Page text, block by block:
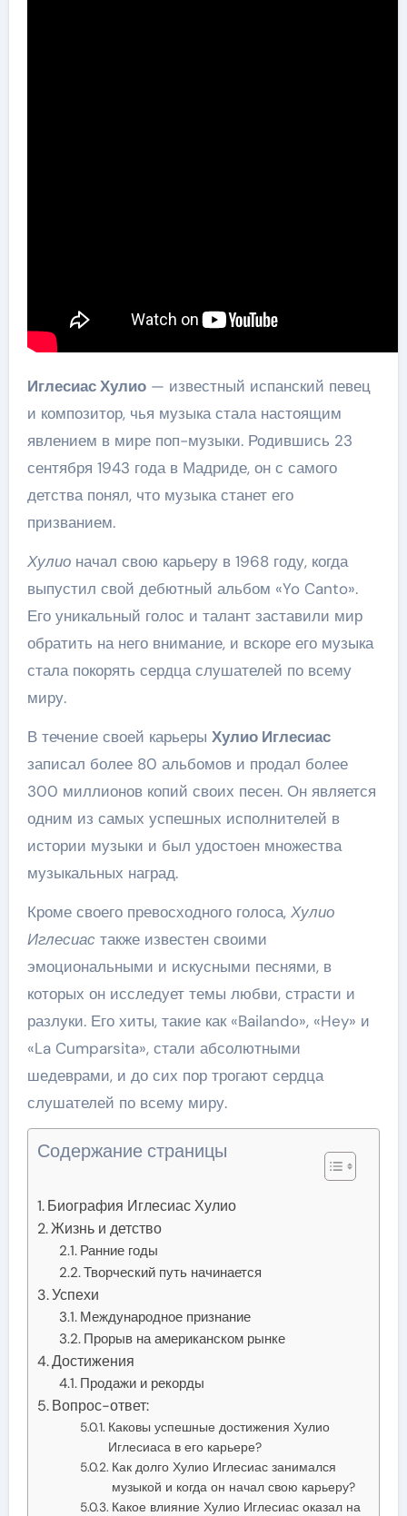
Иглесиас Хулио— известный испанский певец
и композитор, чья музыка стала настоящим
явлением в мире поп-музыки. Родившись 23
сентября 1943 года в Мадриде, он с самого
детства понял, что музыка станет его
призванием.
Хулионачал свою карьеру в 1968 году, когда
выпустил свой дебютный альбом «Yo Canto».
Его уникальный голос и талант заставили мир
обратить на него внимание, и вскоре его музыка
стала покорять сердца слушателей по всему
миру.
В течение своей карьеры Хулио Иглесиас
записал более 80 альбомов и продал более
300 миллионов копий своих песен. Он является
одним из самых успешных исполнителей в
истории музыки и был удостоен множества
музыкальных наград.
Кроме своего превосходного голоса, Хулио
Иглесиастакже известен своими
эмоциональными и искусными песнями, в
которых он исследует темы любви, страсти и
разлуки. Его хиты, такие как «Bailando», «Hey» и
«La Cumparsita», стали абсолютными
шедеврами, и до сих пор трогают сердца
слушателей по всему миру.
Содержание страницы
Биография Иглесиас Хулио
Жизнь и детство
Ранние годы
Творческий путь начинается
Успехи
Международное признание
Прорыв на американском рынке
Достижения
Продажи и рекорды
Вопрос-ответ:
Каковы успешные достижения Хулио
Иглесиаса в его карьере?
Как долго Хулио Иглесиас занимался
музыкой и когда он начал свою карьеру?
Какое влияние Хулио Иглесиас оказал на